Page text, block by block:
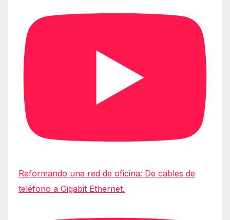
Reformando una red de oficina: De cables de
teléfono a Gigabit Ethernet.